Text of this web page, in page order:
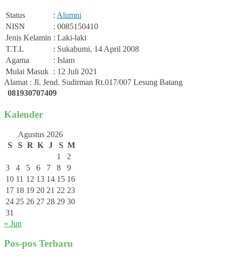
Status : Alumni
NISN
: 0085150410
Jenis Kelamin : Laki-laki
T.T.L
: Sukabumi, 14 April 2008
Agama
: Islam
Mulai Masuk : 12 Juli 2021
Alamat : Jl. Jend. Sudirman Rt.017/007 Lesung Batang
081930707409
Kalender
Agustus 2026
S
S R K J S M
1
2
3
4 5 6 7 8
9
10 11 12 13 14 15 16
17 18 19 20 21 22 23
24 25 26 27 28 29 30
31
« Jun
Pos-pos Terbaru